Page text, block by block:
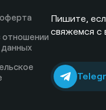
отношении
Пишите,
свяжемся с